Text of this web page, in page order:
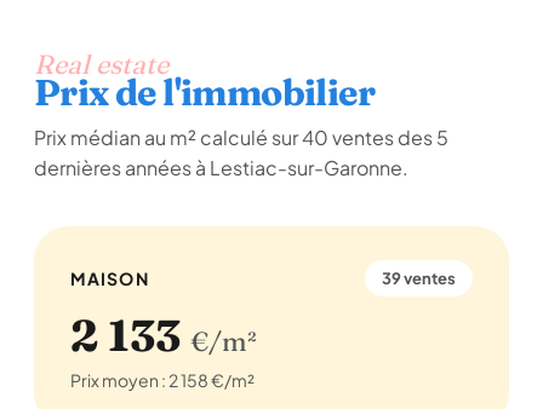
Real estate
Prix de l'immobilier
Prix médian au m² calculé sur 40 ventes des 5
dernières années à Lestiac-sur-Garonne.
MAISON 39 ventes
2 133 €/m²
Prix moyen : 2 158 €/m²